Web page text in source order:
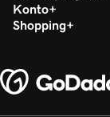
Konto
Shopping